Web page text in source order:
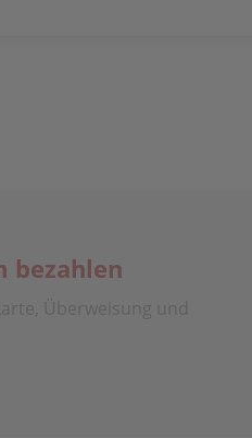
bezahlen
Überweisung und